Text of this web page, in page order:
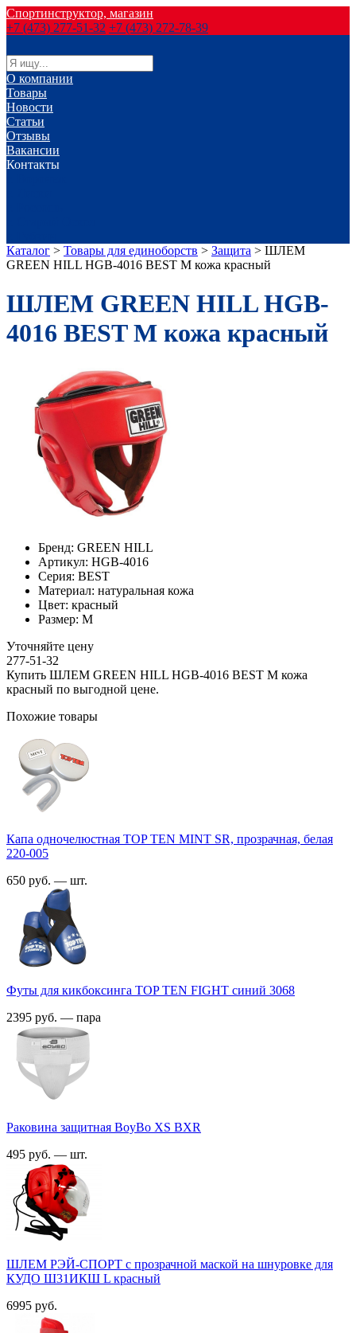
Спортинструктор, магазин
+7 (473) 277-51-32 +7 (473) 272-78-39
О компании
Товары
Новости
Статьи
Отзывы
Вакансии
Контакты
Каталог > Товары для единоборств > Защита > ШЛЕМ
GREEN HILL HGB-4016 BEST M кожа красный
ШЛЕМ GREEN HILL HGB-
4016 BEST M кожа красный
Бренд: GREEN HILL
Артикул: HGB-4016
Серия: BEST
Материал: натуральная кожа
Цвет: красный
Размер: M
Уточняйте цену
277-51-32
Купить ШЛЕМ GREEN HILL HGB-4016 BEST M кожа
красный по выгодной цене.
Похожие товары
Капа одночелюстная TOP TEN MINT SR, прозрачная, белая
220-005
650 руб. — шт.
Футы для кикбоксинга TOP TEN FIGHT синий 3068
2395 руб. — пара
Раковина защитная BoyBo XS BXR
495 руб. — шт.
ШЛЕМ РЭЙ-СПОРТ с прозрачной маской на шнуровке для
КУДО Ш31ИКШ L красный
6995 руб.